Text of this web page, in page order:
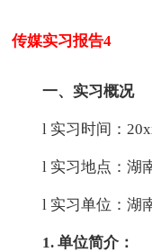
传媒实习报告4
一、实习概况
l 实习时间：
l 实习地点：湖南
l 实习单位：湖南
1. 单位简介：